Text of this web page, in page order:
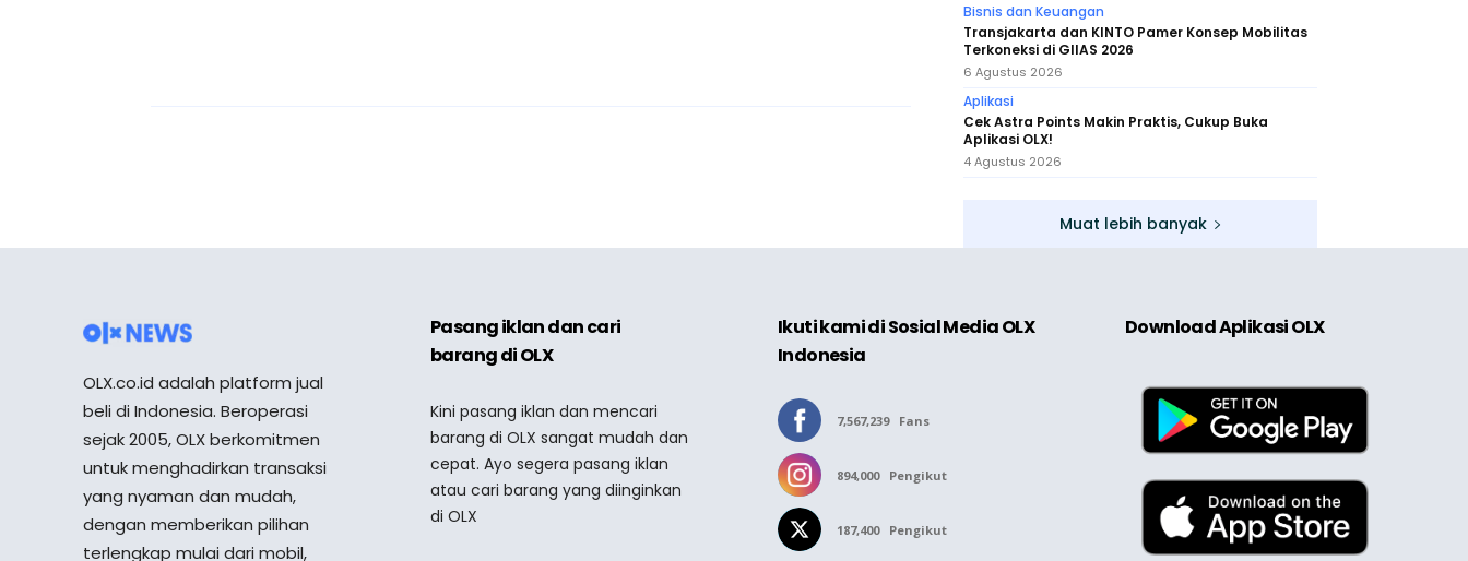
Bisnis dan Keuangan
Transjakarta dan KINTO Pamer Konsep Mobilitas
Terkoneksi di GIIAS 2026
6 Agustus 2026
Aplikasi
Cek Astra Points Makin Praktis, Cukup Buka
Aplikasi OLX!
4 Agustus 2026
Muat lebih banyak
OLX.co.id adalah platform jual
beli di Indonesia. Beroperasi
sejak 2005, OLX berkomitmen
untuk menghadirkan transaksi
yang nyaman dan mudah,
dengan memberikan pilihan
terlengkap mulai dari mobil,
Pasang iklan dan cari
barang di OLX
Kini pasang iklan dan mencari
barang di OLX sangat mudah dan
cepat. Ayo segera pasang iklan
atau cari barang yang diinginkan
di OLX
Ikuti kami di Sosial Media OLX
Indonesia
7,567,239 Fans
894,000 Pengikut
187,400 Pengikut
Download Aplikasi OLX